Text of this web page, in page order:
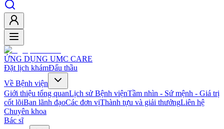
ỨNG DỤNG UMC CARE
Đặt lịch khámĐấu thầu
Về Bệnh viện
Giới thiệu tổng quanLịch sử Bệnh việnTầm nhìn - Sứ mệnh - Giá trị
cốt lõiBan lãnh đạoCác đơn vịThành tựu và giải thưởngLiên hệ
Chuyên khoa
Bác sĩ